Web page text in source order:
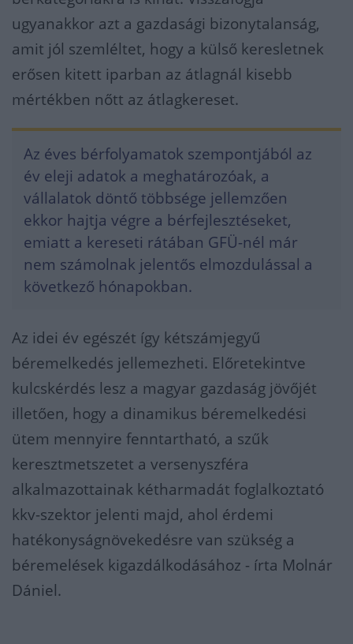
ugyanakkor azt a gazdasági bizonytalanság,
amit jól szemléltet, hogy a külső keresletnek
erősen kitett iparban az átlagnál kisebb
mértékben nőtt az átlagkereset.
Az éves bérfolyamatok szempontjából az
év eleji adatok a meghatározóak, a
vállalatok döntő többsége jellemzően
ekkor hajtja végre a bérfejlesztéseket,
emiatt a kereseti rátában GFÜ-nél már
nem számolnak jelentős elmozdulással a
következő hónapokban.
Az idei év egészét így kétszámjegyű
béremelkedés jellemezheti. Előretekintve
kulcskérdés lesz a magyar gazdaság jövőjét
illetően, hogy a dinamikus béremelkedési
ütem mennyire fenntartható, a szűk
keresztmetszetet a versenyszféra
alkalmazottainak kétharmadát foglalkoztató
kkv-szektor jelenti majd, ahol érdemi
hatékonyságnövekedésre van szükség a
béremelések kigazdálkodásához - írta Molnár
Dániel.